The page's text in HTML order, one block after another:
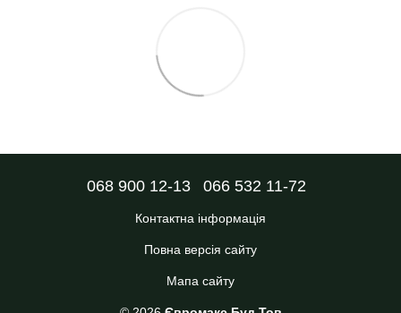
068 900 12-13 066 532 11-72
Контактна інформація
Повна версія сайту
Мапа сайту